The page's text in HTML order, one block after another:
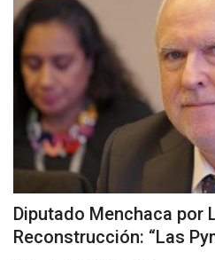
Diputado Menchaca por
Reconstrucción: “Las